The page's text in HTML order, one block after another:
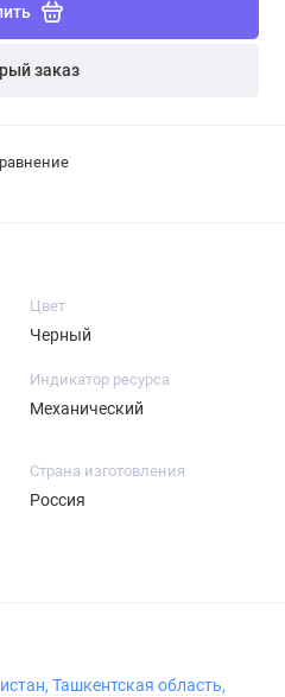
заказ
Цвет
Черный
Индикатор ресурса
Механический
Страна изготовления
Россия
Ташкентская область,